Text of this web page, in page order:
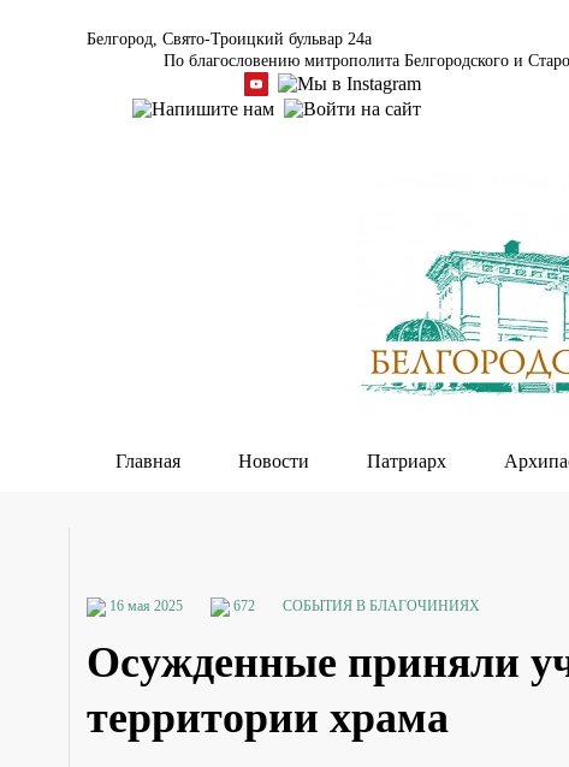
Белгород, Свято-Троицкий бульвар 24а
По благословению митрополита Белгородского и
Главная Новости Патриарх
16 мая 2025 672 СОБЫТИЯ В БЛАГОЧИНИЯХ
Осужденные приняли
территории храма